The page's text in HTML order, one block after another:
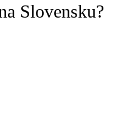
Slovensku?